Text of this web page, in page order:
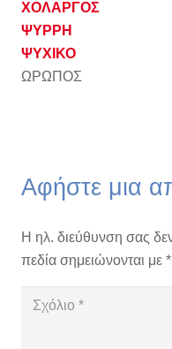
ΧΟΛΑΡΓΟΣ
ΨΥΡΡΗ
ΨΥΧΙΚΟ
ΩΡΩΠΟΣ
Αφήστε μια
Η ηλ. διεύθυνση σας
πεδία σημειώνονται με *